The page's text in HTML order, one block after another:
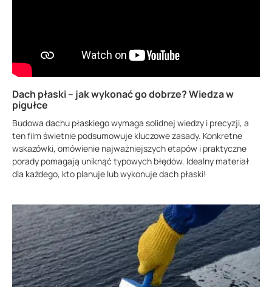
Dach płaski – jak wykonać go dobrze? Wiedza w
pigułce
Budowa dachu płaskiego wymaga solidnej wiedzy i precyzji, a
ten film świetnie podsumowuje kluczowe zasady. Konkretne
wskazówki, omówienie najważniejszych etapów i praktyczne
porady pomagają uniknąć typowych błędów. Idealny materiał
dla każdego, kto planuje lub wykonuje dach płaski!